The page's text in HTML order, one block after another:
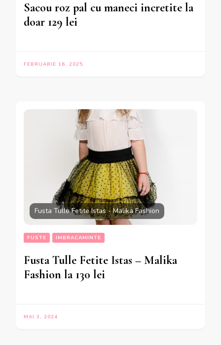
Sacou roz pal cu maneci incretite la
doar 129 lei
FEBRUARIE 16, 2025
Fusta Tulle Fetite Istas - Malika Fashion
FUSTE IMBRACAMINTE
Fusta Tulle Fetite Istas – Malika
Fashion la 130 lei
MAI 3, 2024